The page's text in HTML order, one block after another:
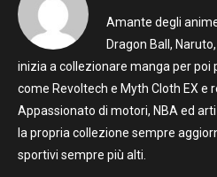
Amante degli
Dragon Ball,
inizia a collezionare manga per poi
come Revoltech e Myth Cloth EX e
Appassionato di motori, NBA ed
la propria collezione sempre
sportivi sempre più alti.